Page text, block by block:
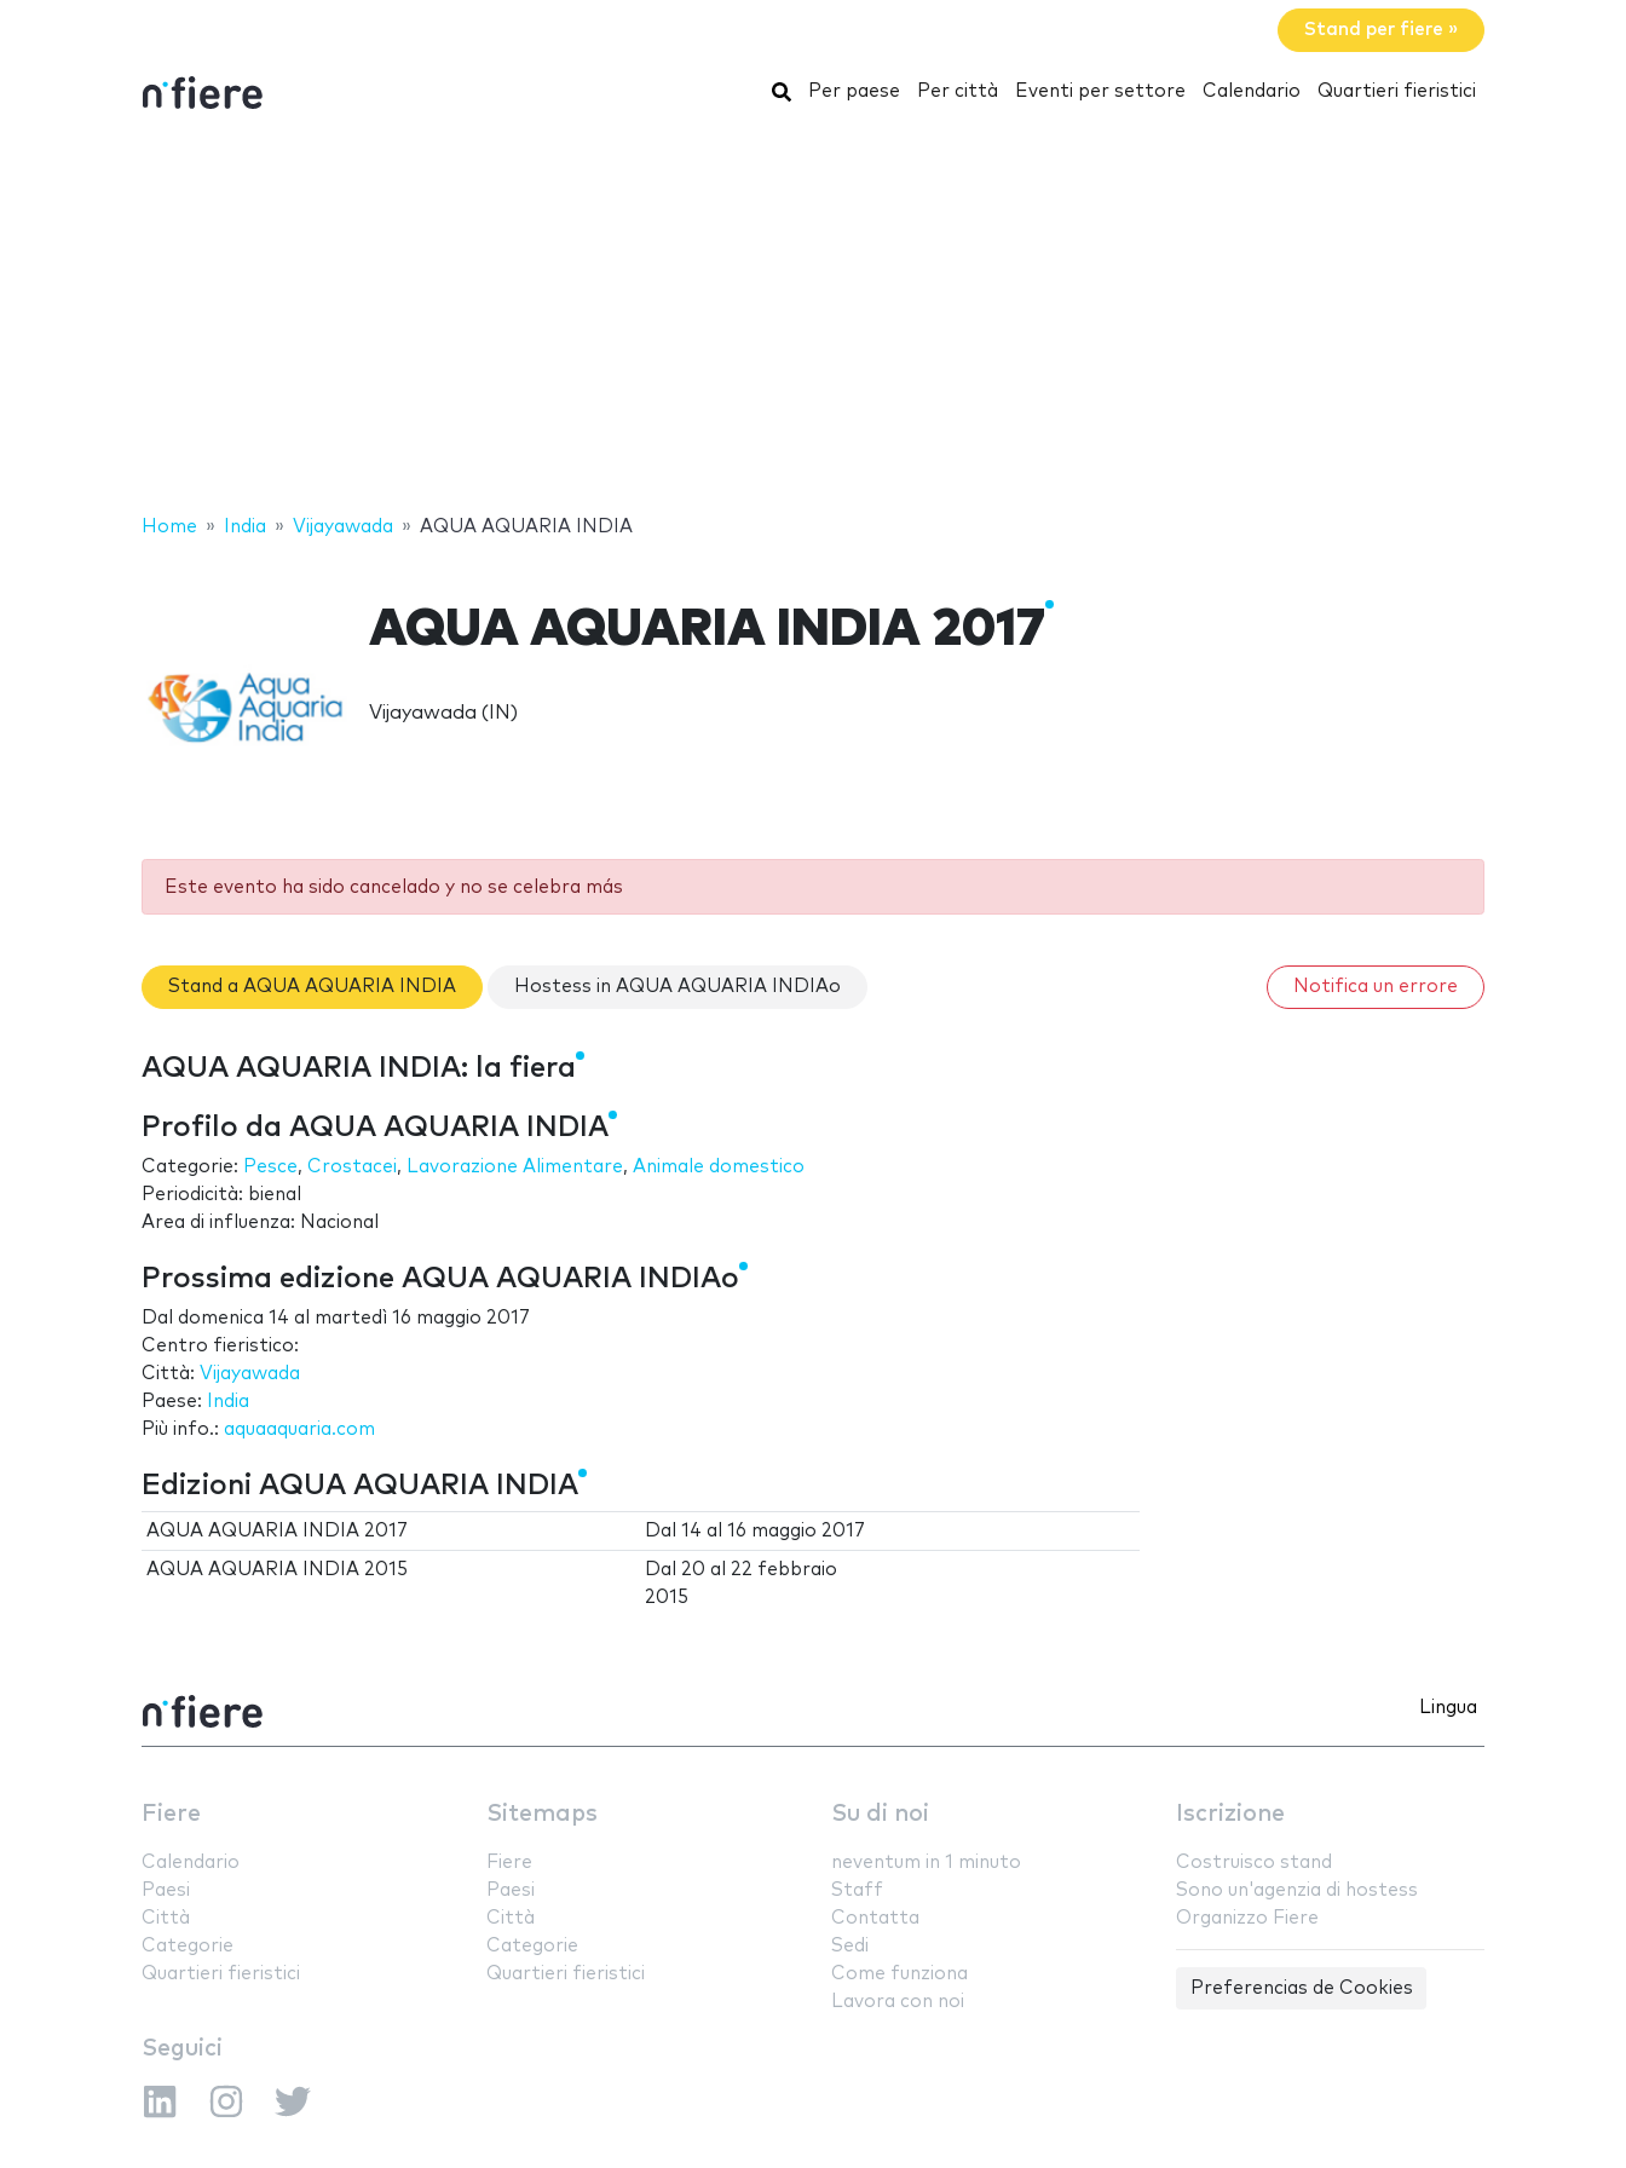
Stand per fiere »
Cerca
Per paese Per città Eventi per settore Calendario Quartieri fieristici
Home India Vijayawada AQUA AQUARIA INDIA
AQUA AQUARIA INDIA 2017
Vijayawada (IN)
Este evento ha sido cancelado y no se celebra más
Stand a AQUA AQUARIA INDIA Hostess in AQUA AQUARIA INDIAo Notifica un errore
AQUA AQUARIA INDIA: la fiera
Profilo da AQUA AQUARIA INDIA
Categorie: Pesce, Crostacei, Lavorazione Alimentare, Animale domestico
Periodicità: bienal
Area di influenza: Nacional
Prossima edizione AQUA AQUARIA INDIAo
Dal domenica 14 al martedì 16 maggio 2017
Centro fieristico:
Città: Vijayawada
Paese:
India
Più info.: aquaaquaria.com
Edizioni AQUA AQUARIA INDIA
AQUA AQUARIA INDIA 2017 Dal14 al16 maggio 2017
AQUA AQUARIA INDIA 2015 Dal 20 al 22 febbraio
2015
Lingua
Fiere
Calendario
Paesi
Città
Categorie
Quartieri fieristici
Sitemaps
Fiere
Paesi
Città
Categorie
Quartieri fieristici
Su di noi
neventum in 1 minuto
Staff
Contatta
Sedi
Come funziona
Lavora con noi
Iscrizione
Costruisco stand
Sono un'agenzia di hostess
Organizzo Fiere
Preferencias de Cookies
Seguici